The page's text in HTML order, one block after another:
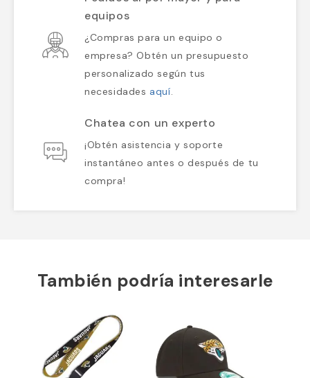
equipos
¿Compras para un equipo o
empresa? Obtén un presupuesto
personalizado según tus
necesidades aquí.
Chatea con un experto
¡Obtén asistencia y soporte
instantáneo antes o después de tu
compra!
También podría interesarle